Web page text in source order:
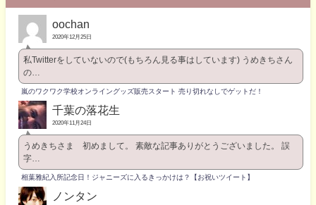
oochan
2020年12月25日
私Twitterをしていないので(もちろん見る事はしています) うめきちさん
の…
嵐のワクワク学校オンライングッズ販売スタート 売り切れなしでゲットだ！
千葉の落花生
2020年11月24日
うめきちさま 初めまして。 素敵な記事ありがとうございました。 誤
字…
相葉雅紀入所記念日！ジャニーズに入るきっかけは？【お祝いツイート】
ノンタン